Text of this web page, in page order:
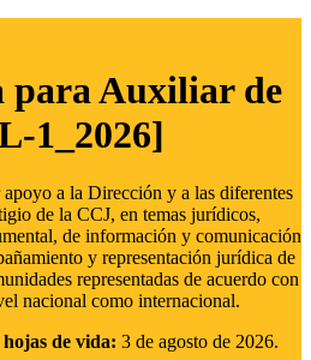
para Auxiliar de
1_2026]
a la Dirección y a las diferentes
de la CCJ, en temas jurídicos,
de información y comunicación
y representación jurídica de
representadas de acuerdo con
nacional como internacional.
de vida: 3 de agosto de 2026.